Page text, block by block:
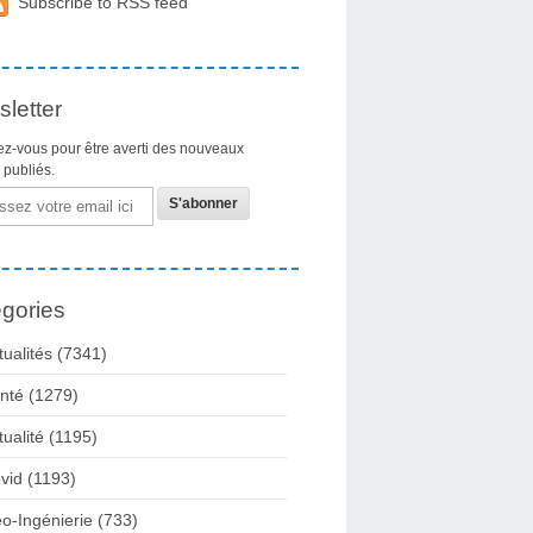
vous pour être averti des nouveaux
publiés.
(7341)
(1279)
(1195)
(1193)
Ingénierie (733)